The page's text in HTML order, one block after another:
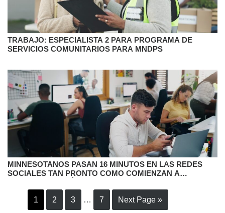
TRABAJO: ESPECIALISTA 2 PARA PROGRAMA DE
SERVICIOS COMUNITARIOS PARA MNDPS
MINNESOTANOS PASAN 16 MINUTOS EN LAS REDES
SOCIALES TAN PRONTO COMO COMIENZAN A
1 2 3 … 7 Next Page »